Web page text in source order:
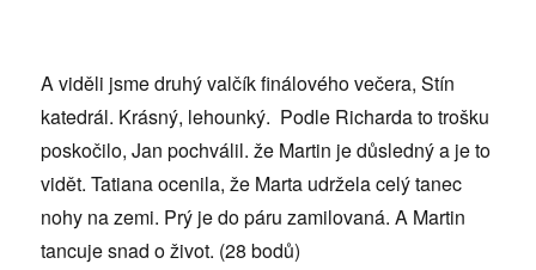
A viděli jsme druhý valčík finálového večera, Stín
katedrál. Krásný, lehounký. Podle Richarda to trošku
poskočilo, Jan pochválil. že Martin je důsledný a je to
vidět. Tatiana ocenila, že Marta udržela celý tanec
nohy na zemi. Prý je do páru zamilovaná. A Martin
tancuje snad o život. (28 bodů)